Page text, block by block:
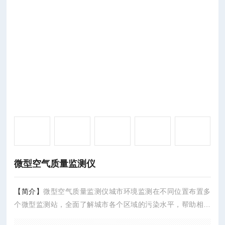
微型空气质量监测仪
【简介】微型空气质量监测仪城市环境监测在不同位置布置多
个微型监测站，全面了解城市各个区域的污染水平，帮助相关